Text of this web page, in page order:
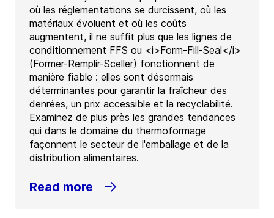
où les réglementations se durcissent, où les
matériaux évoluent et où les coûts
augmentent, il ne suffit plus que les lignes de
conditionnement FFS ou <i>Form-Fill-Seal</i>
(Former-Remplir-Sceller) fonctionnent de
manière fiable : elles sont désormais
déterminantes pour garantir la fraîcheur des
denrées, un prix accessible et la recyclabilité.
Examinez de plus près les grandes tendances
qui dans le domaine du thermoformage
façonnent le secteur de l'emballage et de la
distribution alimentaires.
Read more